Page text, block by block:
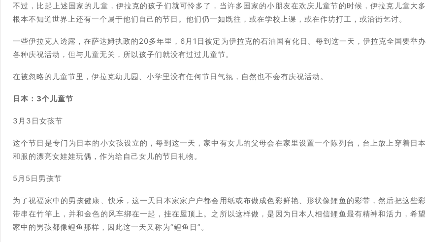
不过，比起上述国家的儿童，伊拉克的孩子们就可怜多了，当许多国家的小朋友在欢庆儿童节的时候，伊拉克儿童大多
根本不知道世界上还有一个属于他们自己的节日。他们仍一如既往，或在学校上课，或在作坊打工，或沿街乞讨。
一些伊拉克人透露，在萨达姆执政的20多年里，6月1日被定为伊拉克的石油国有化日。每到这一天，伊拉克全国要举办
各种庆祝活动，但与儿童无关，所以孩子们就没有过过儿童节。
在被忽略的儿童节里，伊拉克幼儿园、小学里没有任何节日气氛，自然也不会有庆祝活动。
日本：3个儿童节
3月3日女孩节
这个节日是专门为日本的小女孩设立的，每到这一天，家中有女儿的父母会在家里设置一个陈列台，台上放上穿着日本
和服的漂亮女娃娃玩偶，作为给自己女儿的节日礼物。
5月5日男孩节
为了祝福家中的男孩健康、快乐，这一天日本家家户户都会用纸或布做成色彩鲜艳、形状像鲤鱼的彩带，然后把这些彩
带串在竹竿上，并和金色的风车绑在一起，挂在屋顶上。之所以这样做，是因为日本人相信鲤鱼最有精神和活力，希望
家中的男孩都像鲤鱼那样，因此这一天又称为“鲤鱼日”。